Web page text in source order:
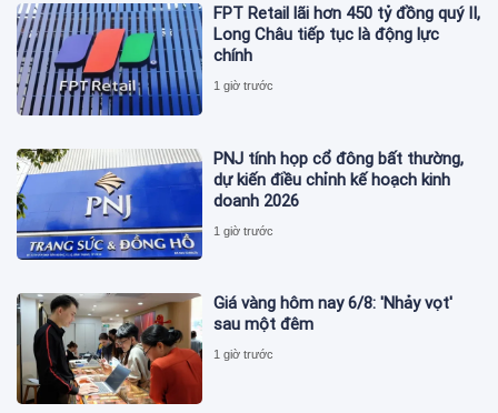
FPT Retail lãi hơn 450 tỷ đồng quý II,
Long Châu tiếp tục là động lực
chính
1 giờ trước
PNJ tính họp cổ đông bất thường,
dự kiến điều chỉnh kế hoạch kinh
doanh 2026
1 giờ trước
Giá vàng hôm nay 6/8: 'Nhảy vọt'
sau một đêm
1 giờ trước